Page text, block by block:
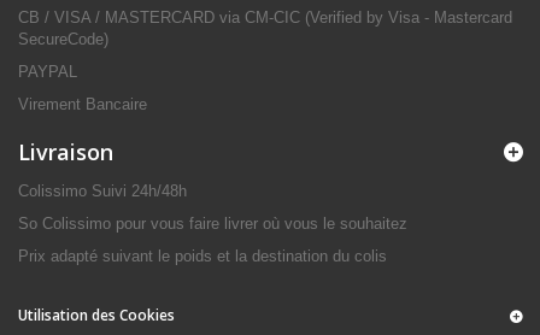
CB / VISA / MASTERCARD via CM-CIC (Verified by Visa - Mastercard
SecureCode)
PAYPAL
Virement Bancaire
Livraison
Colissimo Suivi 24h/48h
So Colissimo pour vous faire livrer où vous le souhaitez
Prix adapté suivant le poids et la destination du colis
Utilisation des Cookies